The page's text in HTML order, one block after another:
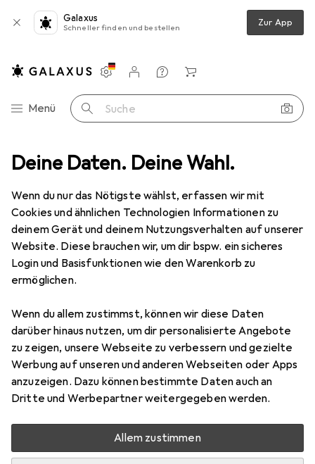
Deine Daten. Deine Wahl.
Wenn du nur das Nötigste wählst, erfassen wir mit
Cookies und ähnlichen Technologien Informationen zu
deinem Gerät und deinem Nutzungsverhalten auf unserer
Website. Diese brauchen wir, um dir bspw. ein sicheres
Login und Basisfunktionen wie den Warenkorb zu
ermöglichen.
Wenn du allem zustimmst, können wir diese Daten
darüber hinaus nutzen, um dir personalisierte Angebote
zu zeigen, unsere Webseite zu verbessern und gezielte
Werbung auf unseren und anderen Webseiten oder Apps
anzuzeigen. Dazu können bestimmte Daten auch an
Dritte und Werbepartner weitergegeben werden.
Allem zustimmen
Galaxus
Schneller finden und bestellen Zur App
Navigation nach Kategorien
Menü Suche
Einstellungen
Kundenkonto
Vergleichslisten
Merklisten
Warenkorb
Mixen + Schneiden Schneidutensilien
Pizza Zubehör
Produkte Forum